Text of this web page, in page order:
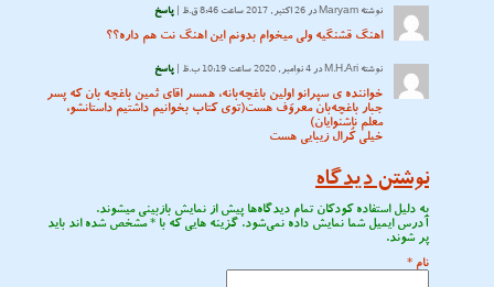
نوشتهMaryamدر 26 اکتبر, 2017 ساعت 8:46 ق.ظ | پاسخ
اهنگ قشنگیه ولی میخوام بدونم این اهنگ نت هم داره؟؟
نوشتهM.H.Ariدر 4 نوامبر, 2020 ساعت 10:19 ب.ظ | پاسخ
خواننده ی سپرانو اِولین باغچه‌بانه، همسر اقای ثمین باغچه بان که پسر
جبار باغچه‌بان معروف هست(توی کتاب بخوانیم داشتیم داستانشو،
معلم ناشنوایان)
خیلی کُرال زیبایی هست
نوشتن دیدگاه
به دلیل استفاده کودکان تمام دیدگاه‌ها پیش از نمایش بازبینی میشوند.
آدرس ایمیل شما نمایش داده نمی‌شود. گزینه هایی که با*مشخص شده اند باید
پر شوند.
نام*